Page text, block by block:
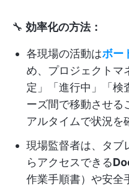
🔧 効率化の方法：
各現場の活動はボー
め、プロジェクトマ
定」「進行中」「検
ーズ間で移動させる
アルタイムで状況を
現場監督者は、タブ
らアクセスできる
作業手順書）や安全